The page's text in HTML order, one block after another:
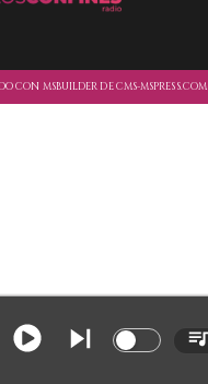
CON MSBUILDER DE CMS-MSPRESS.COM